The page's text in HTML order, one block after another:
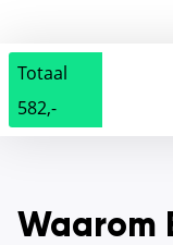
Totaal
582,-
Waarom